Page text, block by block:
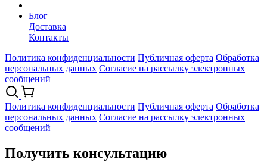
Блог
Доставка
Контакты
Политика конфиденциальности Публичная оферта Обработка
персональных данных Согласие на рассылку электронных
сообщений
Политика конфиденциальности Публичная оферта Обработка
персональных данных Согласие на рассылку электронных
сообщений
Получить консультацию